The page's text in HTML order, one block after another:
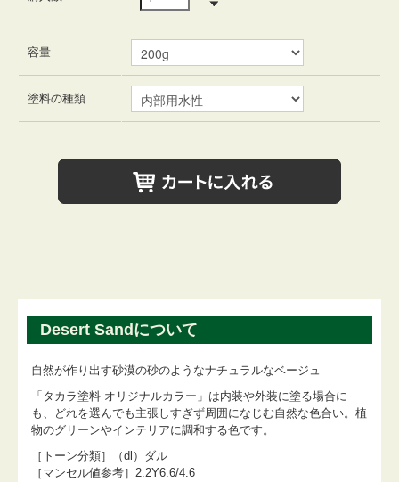
容量
塗料の種類
Desert Sandについて
自然が作り出す砂漠の砂のようなナチュラルなベージュ
「タカラ塗料 オリジナルカラー」は内装や外装に塗る場合に
も、どれを選んでも主張しすぎず周囲になじむ自然な色合い。植
物のグリーンやインテリアに調和する色です。
［トーン分類］（dl）ダル
［マンセル値参考］2.2Y6.6/4.6